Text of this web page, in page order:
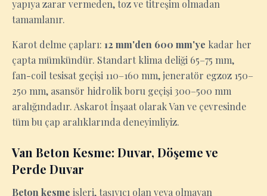
yapıya zarar vermeden, toz ve titreşim olmadan
tamamlanır.
Karot delme çapları: 12 mm'den 600 mm'ye kadar her
çapta mümkündür. Standart klima deliği 65–75 mm,
fan-coil tesisat geçişi 110–160 mm, jeneratör egzoz 150–
250 mm, asansör hidrolik boru geçişi 300–500 mm
aralığındadır. Askarot İnşaat olarak Van ve çevresinde
tüm bu çap aralıklarında deneyimliyiz.
Van Beton Kesme: Duvar, Döşeme ve
Perde Duvar
Beton kesme işleri, taşıyıcı olan veya olmayan